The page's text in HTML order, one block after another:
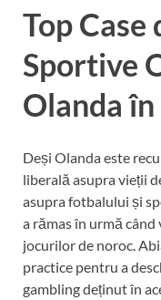
Top Case
Sportive
Olanda
Deși Olanda este
liberală asupra vieții
asupra fotbalului și
a rămas în urmă
jocurilor de noroc.
practice pentru a
gambling deținut în